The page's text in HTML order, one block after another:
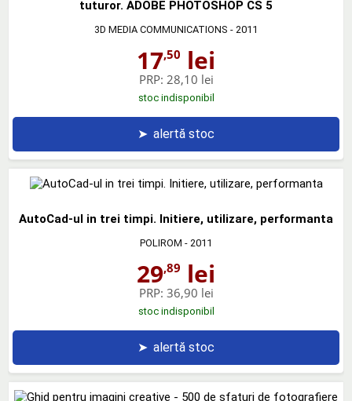
tuturor. ADOBE PHOTOSHOP CS 5
3D MEDIA COMMUNICATIONS - 2011
17,50 lei
PRP: 28,10 lei
stoc indisponibil
➤ alertă stoc
AutoCad-ul in trei timpi. Initiere, utilizare, performanta
POLIROM - 2011
29,89 lei
PRP: 36,90 lei
stoc indisponibil
➤ alertă stoc